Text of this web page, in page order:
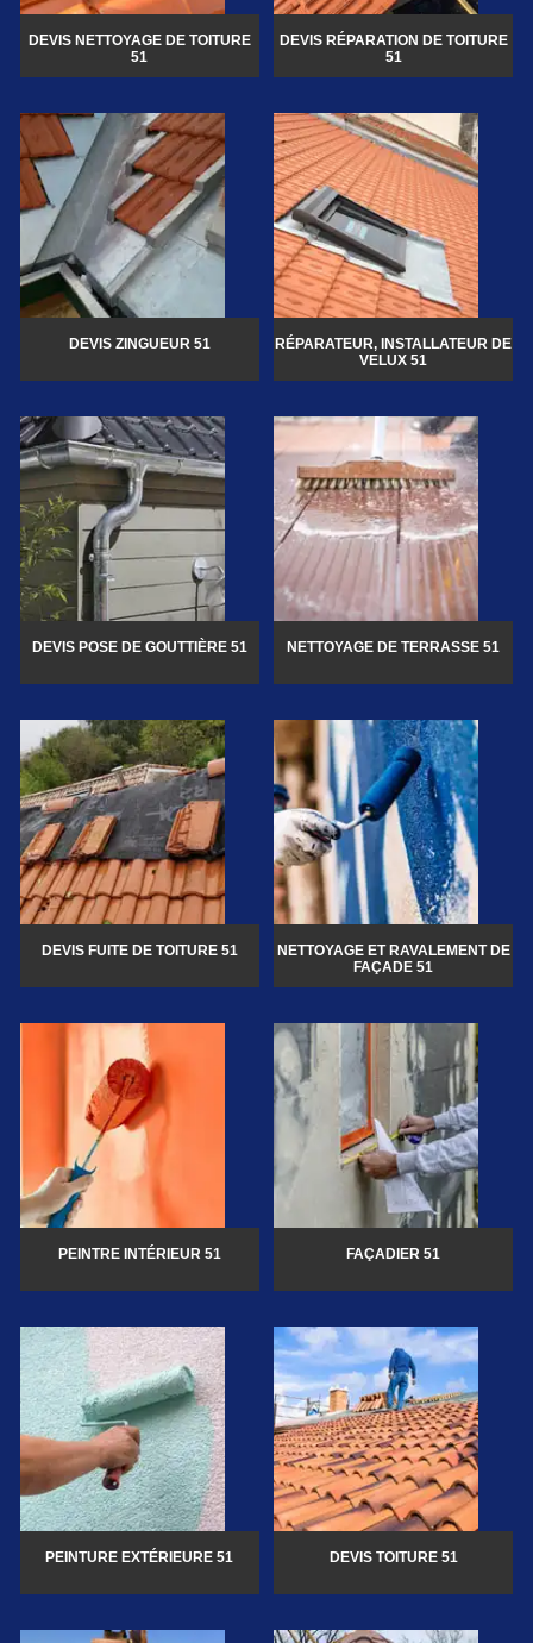
DEVIS NETTOYAGE DE TOITURE
51
DEVIS RÉPARATION DE TOITURE
51
DEVIS ZINGUEUR 51
RÉPARATEUR, INSTALLATEUR DE
VELUX 51
DEVIS POSE DE GOUTTIÈRE 51 NETTOYAGE DE TERRASSE 51
DEVIS FUITE DE TOITURE 51
NETTOYAGE ET RAVALEMENT DE
FAÇADE 51
PEINTRE INTÉRIEUR 51 FAÇADIER 51
PEINTURE EXTÉRIEURE 51 DEVIS TOITURE 51